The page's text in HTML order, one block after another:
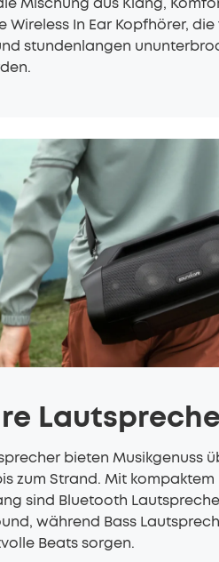
Wireless In Ear Kopfhörer, die
stundenlangen
bieten Musikgenuss
zum Strand. Mit kompaktem
sind Bluetooth
während Bass
Beats sorgen.